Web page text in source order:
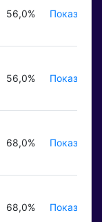
56,0% Показать ₽
56,0% Показать ₽
68,0% Показать ₽
68,0% Показать ₽